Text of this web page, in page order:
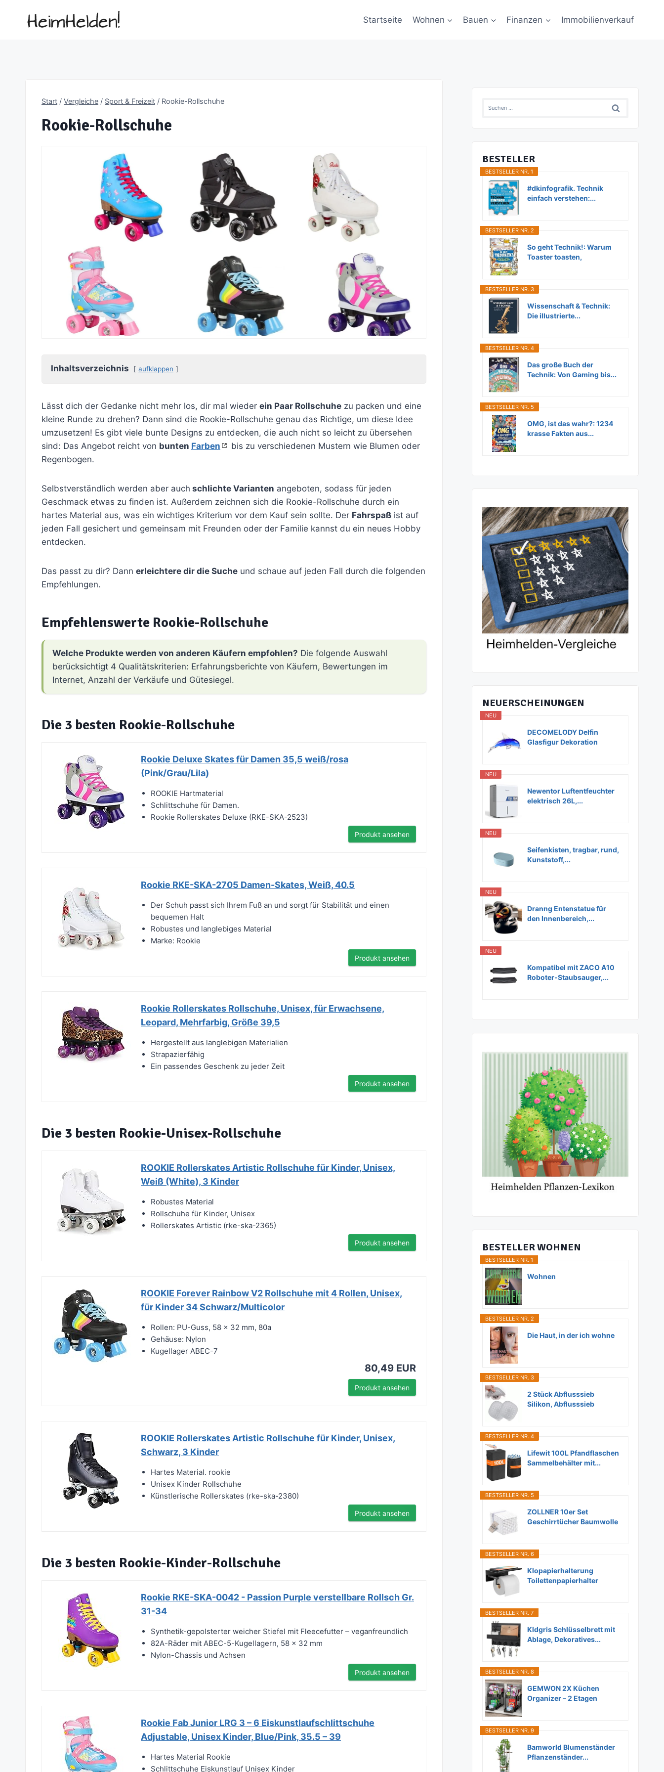
Startseite Wohnen Bauen Finanzen Immobilienverkauf
Start / Vergleiche / Sport & Freizeit / Rookie-Rollschuhe
Rookie-Rollschuhe
Inhaltsverzeichnis aufklappen
Lässt dich der Gedanke nicht mehr los, dir mal wieder ein Paar Rollschuhe zu packen und eine
kleine Runde zu drehen? Dann sind die Rookie-Rollschuhe genau das Richtige, um diese Idee
umzusetzen! Es gibt viele bunte Designs zu entdecken, die auch nicht so leicht zu übersehen
sind: Das Angebot reicht von bunten Farben
bis zu verschiedenen Mustern wie Blumen oder
Regenbogen.
Selbstverständlich werden aber auch schlichte Varianten angeboten, sodass für jeden
Geschmack etwas zu finden ist. Außerdem zeichnen sich die Rookie-Rollschuhe durch ein
hartes Material aus, was ein wichtiges Kriterium vor dem Kauf sein sollte. Der Fahrspaß ist auf
jeden Fall gesichert und gemeinsam mit Freunden oder der Familie kannst du ein neues Hobby
entdecken.
Das passt zu dir? Dann erleichtere dir die Suche und schaue auf jeden Fall durch die folgenden
Empfehlungen.
Empfehlenswerte Rookie-Rollschuhe
Welche Produkte werden von anderen Käufern empfohlen? Die folgende Auswahl
berücksichtigt 4 Qualitätskriterien: Erfahrungsberichte von Käufern, Bewertungen im
Internet, Anzahl der Verkäufe und Gütesiegel.
Die 3 besten Rookie-Rollschuhe
Rookie Deluxe Skates für Damen 35,5 weiß/rosa
(Pink/Grau/Lila)
ROOKIE Hartmaterial
Schlittschuhe für Damen.
Rookie Rollerskates Deluxe (RKE-SKA-2523)
Produkt ansehen
Rookie RKE-SKA-2705 Damen-Skates, Weiß, 40.5
Der Schuh passt sich Ihrem Fuß an und sorgt für Stabilität und einen
bequemen Halt
Robustes und langlebiges Material
Marke: Rookie
Produkt ansehen
Rookie Rollerskates Rollschuhe, Unisex, für Erwachsene,
Leopard, Mehrfarbig, Größe 39,5
Hergestellt aus langlebigen Materialien
Strapazierfähig
Ein passendes Geschenk zu jeder Zeit
Produkt ansehen
Die 3 besten Rookie-Unisex-Rollschuhe
ROOKIE Rollerskates Artistic Rollschuhe für Kinder, Unisex,
Weiß (White), 3 Kinder
Robustes Material
Rollschuhe für Kinder, Unisex
Rollerskates Artistic (rke-ska-2365)
Produkt ansehen
ROOKIE Forever Rainbow V2 Rollschuhe mit 4 Rollen, Unisex,
für Kinder 34 Schwarz/Multicolor
Rollen: PU-Guss, 58 x 32 mm, 80a
Gehäuse: Nylon
Kugellager ABEC-7
80,49 EUR
Produkt ansehen
ROOKIE Rollerskates Artistic Rollschuhe für Kinder, Unisex,
Schwarz, 3 Kinder
Hartes Material. rookie
Unisex Kinder Rollschuhe
Künstlerische Rollerskates (rke-ska-2380)
Produkt ansehen
Die 3 besten Rookie-Kinder-Rollschuhe
Rookie RKE-SKA-0042 - Passion Purple verstellbare Rollsch Gr.
31-34
Synthetik-gepolsterter weicher Stiefel mit Fleecefutter – veganfreundlich
82A-Räder mit ABEC-5-Kugellagern, 58 x 32 mm
Nylon-Chassis und Achsen
Produkt ansehen
Rookie Fab Junior LRG 3 – 6 Eiskunstlaufschlittschuhe
Adjustable, Unisex Kinder, Blue/Pink, 35.5 – 39
Hartes Material Rookie
Schlittschuhe Eiskunstlauf Unisex Kinder
Suchen
BESTELLER
BESTSELLER NR. 1
#dkinfografik. Technik
einfach verstehen:...
BESTSELLER NR. 2
So geht Technik!: Warum
Toaster toasten,
BESTSELLER NR. 3
Wissenschaft & Technik:
Die illustrierte...
BESTSELLER NR. 4
Das große Buch der
Technik: Von Gaming bis...
BESTSELLER NR. 5
OMG, ist das wahr?: 1234
krasse Fakten aus...
NEUERSCHEINUNGEN
NEU
DECOMELODY Delfin
Glasfigur Dekoration
NEU
Newentor Luftentfeuchter
elektrisch 26L,...
NEU
Seifenkisten, tragbar, rund,
Kunststoff,...
NEU
Dranng Entenstatue für
den Innenbereich,...
NEU
Kompatibel mit ZACO A10
Roboter-Staubsauger,...
BESTELLER WOHNEN
BESTSELLER NR. 1
Wohnen
BESTSELLER NR. 2
Die Haut, in der ich wohne
BESTSELLER NR. 3
2 Stück Abflusssieb
Silikon, Abflusssieb
BESTSELLER NR. 4
Lifewit 100L Pfandflaschen
Sammelbehälter mit...
BESTSELLER NR. 5
ZOLLNER 10er Set
Geschirrtücher Baumwolle
BESTSELLER NR. 6
Klopapierhalterung
Toilettenpapierhalter
BESTSELLER NR. 7
Kldgris Schlüsselbrett mit
Ablage, Dekoratives...
BESTSELLER NR. 8
GEMWON 2X Küchen
Organizer – 2 Etagen
BESTSELLER NR. 9
Bamworld Blumenständer
Pflanzenständer...